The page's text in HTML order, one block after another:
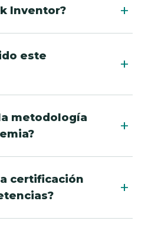
Inventor? +
este
+
metodología
+
certificación
+